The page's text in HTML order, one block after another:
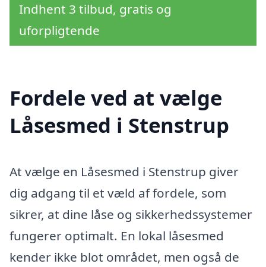
Indhent 3 tilbud, gratis og
uforpligtende
Fordele ved at vælge
Låsesmed i Stenstrup
At vælge en Låsesmed i Stenstrup giver
dig adgang til et væld af fordele, som
sikrer, at dine låse og sikkerhedssystemer
fungerer optimalt. En lokal låsesmed
kender ikke blot området, men også de